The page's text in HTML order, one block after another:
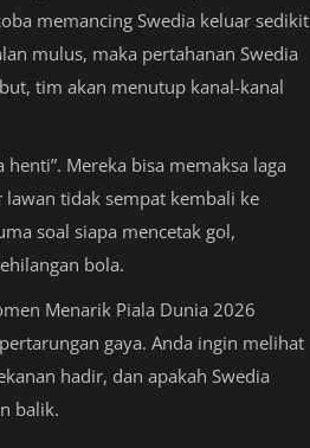
memancing Swedia keluar sedikit
mulus, maka pertahanan Swedia
tim akan menutup kanal-kanal
Mereka bisa memaksa laga
tidak sempat kembali ke
soal siapa mencetak gol,
bola.
Menarik Piala Dunia 2026
gaya. Anda ingin melihat
hadir, dan apakah Swedia
balik.